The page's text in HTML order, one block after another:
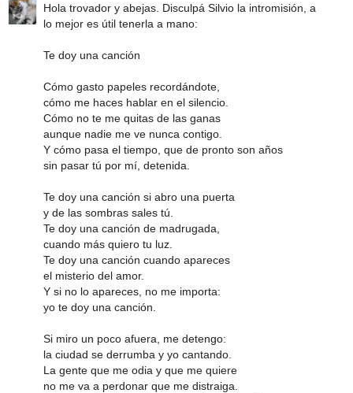
Hola trovador y abejas. Disculpá Silvio la intromisión, a
lo mejor es útil tenerla a mano:
Te doy una canción
Cómo gasto papeles recordándote,
cómo me haces hablar en el silencio.
Cómo no te me quitas de las ganas
aunque nadie me ve nunca contigo.
Y cómo pasa el tiempo, que de pronto son años
sin pasar tú por mí, detenida.
Te doy una canción si abro una puerta
y de las sombras sales tú.
Te doy una canción de madrugada,
cuando más quiero tu luz.
Te doy una canción cuando apareces
el misterio del amor.
Y si no lo apareces, no me importa:
yo te doy una canción.
Si miro un poco afuera, me detengo:
la ciudad se derrumba y yo cantando.
La gente que me odia y que me quiere
no me va a perdonar que me distraiga.